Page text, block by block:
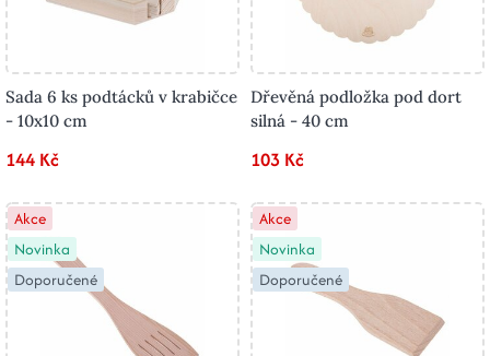
Sada 6 ks podtácků v krabičce
- 10x10 cm
144 Kč
Dřevěná podložka pod dort
silná - 40 cm
103 Kč
Akce
Novinka
Doporučené
Akce
Novinka
Doporučené